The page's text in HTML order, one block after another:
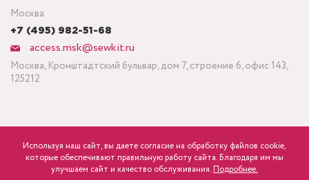
розница Минимальный заказ ткани от 3 метров
Москва
+7 (495) 982-51-68
access.msk@sewkit.ru
Москва, Кронштадтский бульвар, дом 7, строение 6, офис 143,
125212
ПОДПИСАТЬСЯ НА НОВОСТИ
Используя наш сайт, вы даете согласие на обработку файлов cookie,
которые обеспечивают правильную работу сайта. Благодаря им мы
улучшаем сайт и качество обслуживания. Подробнее.